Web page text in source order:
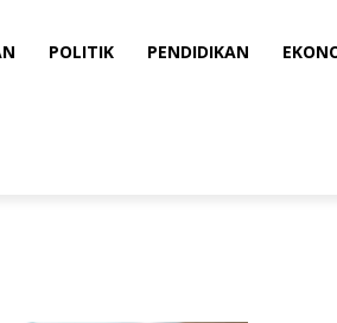
POLITIK PENDIDIKAN